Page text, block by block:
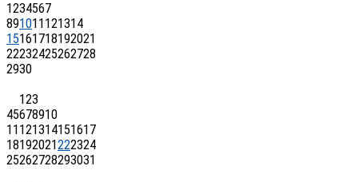
1234567
891011 121314
15161718192021
22232425262728
2930
123
45678910
11 121314151617
18192021222324
25262728293031